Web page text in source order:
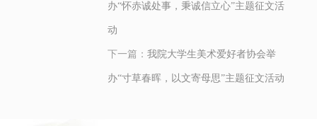
办“怀赤诚处事，秉诚信立心”主题征文活
动
下一篇： 我院大学生美术爱好者协会举
办“寸草春晖，以文寄母思”主题征文活动